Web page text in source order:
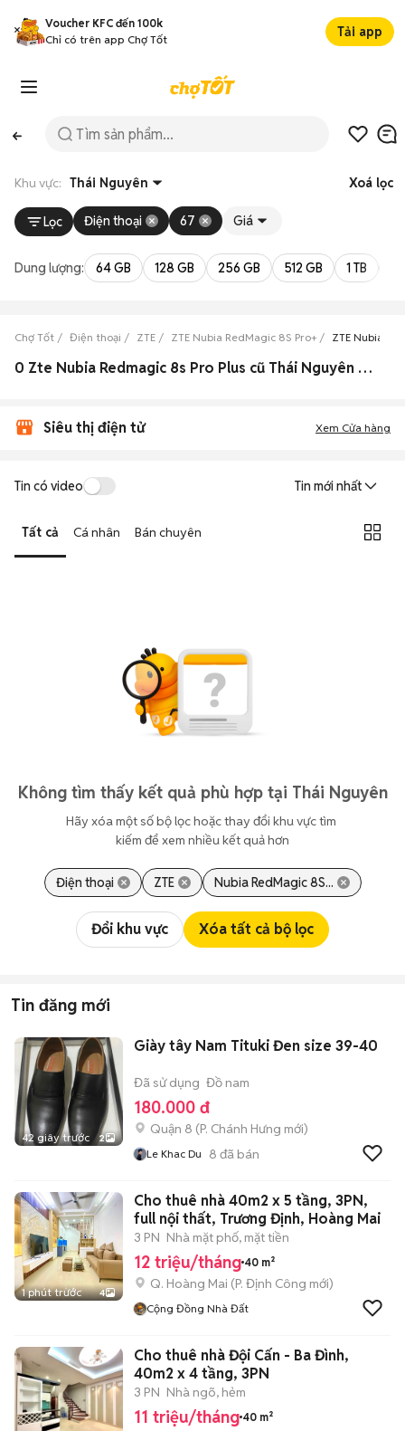
Voucher KFC đến 100k
Chỉ có trên app Chợ Tốt
Tải app
Khu vực: Thái Nguyên Xoá lọc
Lọc Điện thoại 67 Giá
Dung lượng: 64 GB 128 GB 256 GB 512 GB 1 TB
Chợ Tốt Điện thoại ZTE ZTE Nubia RedMagic 8S Pro+ ZTE Nubia
0 Zte Nubia Redmagic 8s Pro Plus cũ Thái Nguyên đẹp
Siêu thị điện tử Xem Cửa hàng
Tin có video Tin mới nhất
Tất cả Cá nhân Bán chuyên
Không tìm thấy kết quả phù hợp tại Thái Nguyên
Hãy xóa một số bộ lọc hoặc thay đổi khu vực tìm
kiếm để xem nhiều kết quả hơn
Điện thoại ZTE Nubia RedMagic 8S...
Đổi khu vực Xóa tất cả bộ lọc
Tin đăng mới
42 giây trước 2
Giày tây Nam Tituki Đen size 39-40
Đã sử dụng Đồ nam
180.000 đ
Quận 8 (P. Chánh Hưng mới)
Le Khac Du 8 đã bán
1 phút trước 4
Cho thuê nhà 40m2 x 5 tầng, 3PN,
full nội thất, Trương Định, Hoàng Mai
3 PN Nhà mặt phố, mặt tiền
12 triệu/tháng 40 m²
Q. Hoàng Mai (P. Định Công mới)
Cộng Đồng Nhà Đất
Cho thuê nhà Đội Cấn - Ba Đình,
40m2 x 4 tầng, 3PN
3 PN Nhà ngõ, hẻm
11 triệu/tháng 40 m²